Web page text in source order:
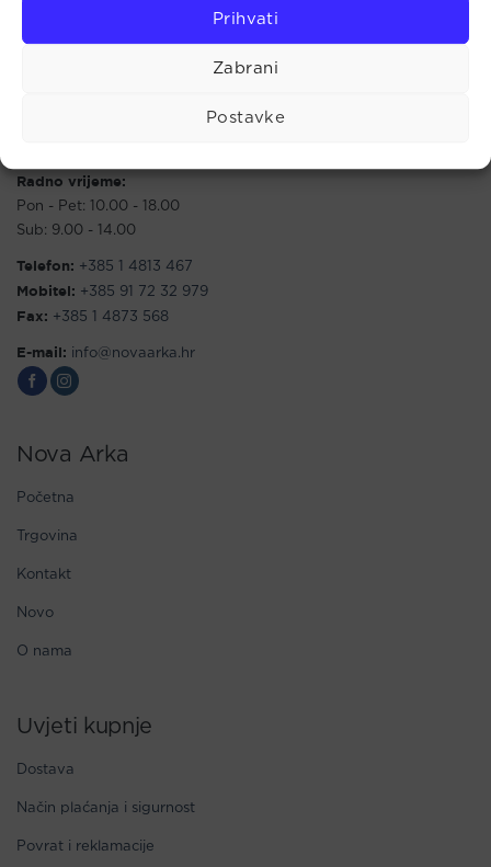
Prihvati
Zabrani
Postavke
Radno vrijeme:
Pon - Pet: 10.00 - 18.00
Sub: 9.00 - 14.00
Telefon: +385 1 4813 467
Mobitel: +385 91 72 32 979
Fax: +385 1 4873 568
E-mail: info@novaarka.hr
Nova Arka
Početna
Trgovina
Kontakt
Novo
O nama
Uvjeti kupnje
Dostava
Način plaćanja i sigurnost
Povrat i reklamacije